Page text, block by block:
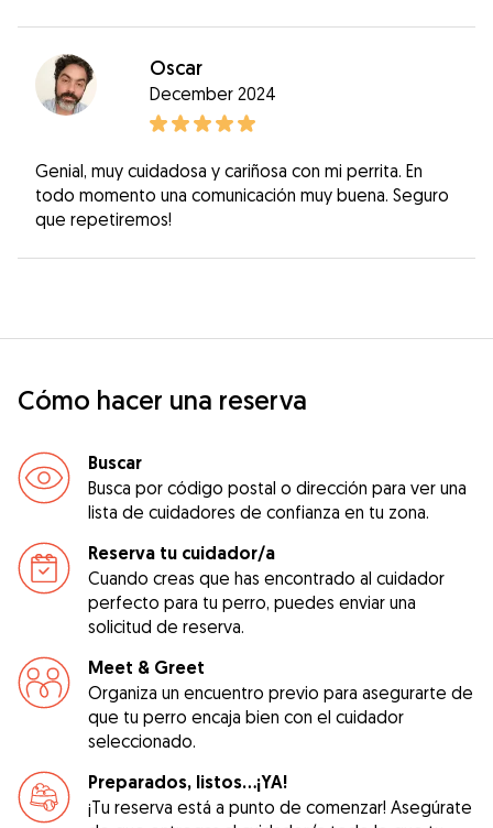
Oscar
December 2024
Genial, muy cuidadosa y cariñosa con mi perrita. En
todo momento una comunicación muy buena. Seguro
que repetiremos!
Cómo hacer una reserva
Buscar
Busca por código postal o dirección para ver una
lista de cuidadores de confianza en tu zona.
Reserva tu cuidador/a
Cuando creas que has encontrado al cuidador
perfecto para tu perro, puedes enviar una
solicitud de reserva.
Meet & Greet
Organiza un encuentro previo para asegurarte de
que tu perro encaja bien con el cuidador
seleccionado.
Preparados, listos...¡YA!
¡Tu reserva está a punto de comenzar! Asegúrate